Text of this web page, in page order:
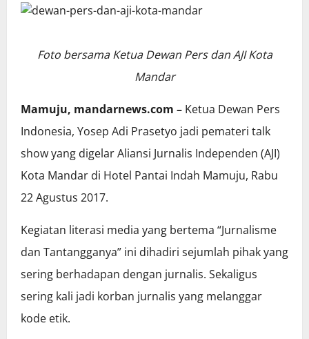
Foto bersama Ketua Dewan Pers dan AJI Kota
Mandar
Mamuju, mandarnews.com – Ketua Dewan Pers
Indonesia, Yosep Adi Prasetyo jadi pemateri talk
show yang digelar Aliansi Jurnalis Independen (AJI)
Kota Mandar di Hotel Pantai Indah Mamuju, Rabu
22 Agustus 2017.
Kegiatan literasi media yang bertema “Jurnalisme
dan Tantangganya” ini dihadiri sejumlah pihak yang
sering berhadapan dengan jurnalis. Sekaligus
sering kali jadi korban jurnalis yang melanggar
kode etik.